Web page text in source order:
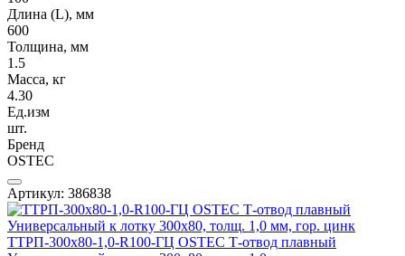
Длина (L), мм
600
Толщина, мм
1.5
Масса, кг
4.30
Ед.изм
шт.
Бренд
OSTEC
Артикул: 386838
ТТРП-300х80-1,0-R100-ГЦ OSTEC Т-отвод плавный